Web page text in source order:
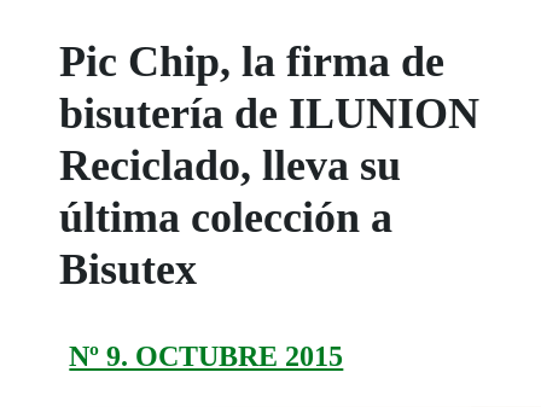
Pic Chip, la firma de
bisutería de ILUNION
Reciclado, lleva su
última colección a
Bisutex
Nº 9. OCTUBRE 2015